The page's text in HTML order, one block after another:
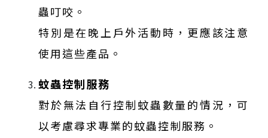
蟲叮咬。
特別是在晚上戶外活動時，更應該注意
使用這些產品。
蚊蟲控制服務
對於無法自行控制蚊蟲數量的情況，可
以考慮尋求專業的蚊蟲控制服務。